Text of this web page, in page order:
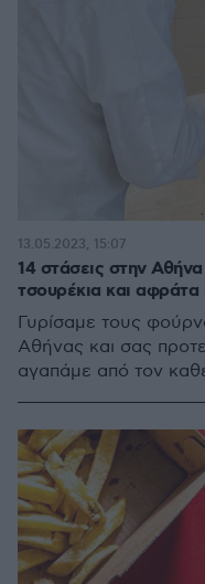
14 στάσεις στην
τσουρέκια και
Γυρίσαμε τους
Αθήνας και σας
αγαπάμε από τον
13.05.2023, 15:07